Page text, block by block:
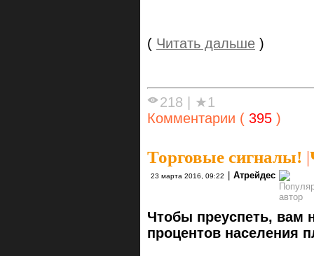
( Читать дальше )
218 | ★1
Комментарии ( 395 )
Торговые сигналы! |
23 марта 2016, 09:22 | Атрейдес
Чтобы преуспеть, вам
процентов населения